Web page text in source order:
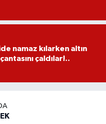
namaz kılarken altın
çaldılar!..